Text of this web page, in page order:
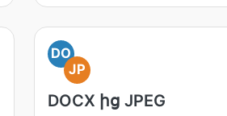
DO
JP
DOCX ից JPEG